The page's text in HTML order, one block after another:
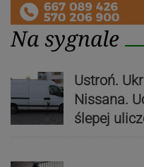
Na sygnale
Ustroń.
Nissana.
ślepej